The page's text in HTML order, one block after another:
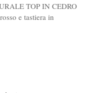
TOP IN CEDRO
e tastiera in